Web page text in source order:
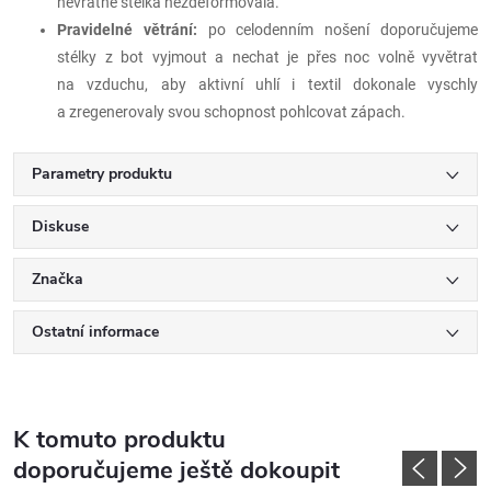
Pravidelné větrání: po celodenním nošení doporučujeme
stélky z bot vyjmout a nechat je přes noc volně vyvětrat
na vzduchu, aby aktivní uhlí i textil dokonale vyschly
a zregenerovaly svou schopnost pohlcovat zápach.
Parametry produktu
Diskuse
Značka
Ostatní informace
K tomuto produktu
doporučujeme ještě dokoupit